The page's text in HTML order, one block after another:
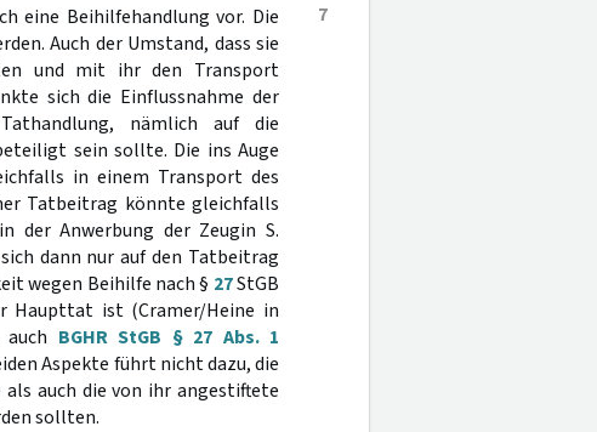
7
eine Beihilfehandlung vor. Die
Auch der Umstand, dass sie
und mit ihr den Transport
sich die Einflussnahme der
nämlich auf die
sein sollte. Die ins Auge
in einem Transport des
Tatbeitrag könnte gleichfalls
der Anwerbung der Zeugin S.
dann nur auf den Tatbeitrag
wegen Beihilfe nach § 27StGB
Haupttat ist (Cramer/Heine in
BGHR StGB § 27 Abs. 1
Aspekte führt nicht dazu, die
auch die von ihr angestiftete
sollten.